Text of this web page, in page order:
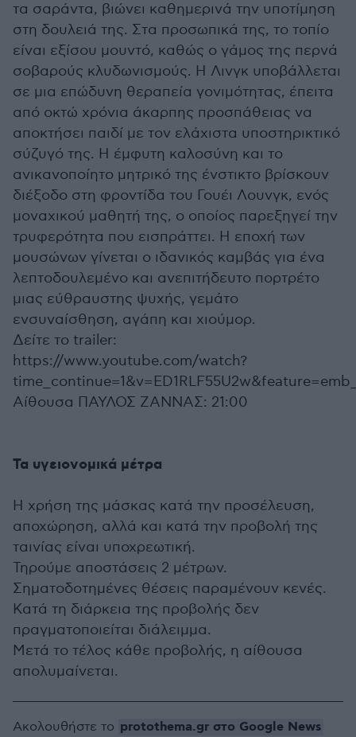
τα σαράντα, βιώνει καθημερινά την υποτίμηση
στη δουλειά της. Στα προσωπικά της, το τοπίο
είναι εξίσου μουντό, καθώς ο γάμος της περνά
σοβαρούς κλυδωνισμούς. Η Λινγκ υποβάλλεται
σε μια επώδυνη θεραπεία γονιμότητας, έπειτα
από οκτώ χρόνια άκαρπης προσπάθειας να
αποκτήσει παιδί με τον ελάχιστα υποστηρικτικό
σύζυγό της. Η έμφυτη καλοσύνη και το
ανικανοποίητο μητρικό της ένστικτο βρίσκουν
διέξοδο στη φροντίδα του Γουέι Λουνγκ, ενός
μοναχικού μαθητή της, ο οποίος παρεξηγεί την
τρυφερότητα που εισπράττει. Η εποχή των
μουσώνων γίνεται ο ιδανικός καμβάς για ένα
λεπτοδουλεμένο και ανεπιτήδευτο πορτρέτο
μιας εύθραυστης ψυχής, γεμάτο
ενσυναίσθηση, αγάπη και χιούμορ.
Δείτε το trailer:
https://www.youtube.com/watch?
Αίθουσα ΠΑΥΛΟΣ ΖΑΝΝΑΣ: 21:00
Τα υγειονομικά μέτρα
Η χρήση της μάσκας κατά την προσέλευση,
αποχώρηση, αλλά και κατά την προβολή της
ταινίας είναι υποχρεωτική.
Τηρούμε αποστάσεις 2 μέτρων.
Σηματοδοτημένες θέσεις παραμένουν κενές.
Κατά τη διάρκεια της προβολής δεν
πραγματοποιείται διάλειμμα.
Μετά το τέλος κάθε προβολής, η αίθουσα
απολυμαίνεται.
Ακολουθήστε το protothema.gr στο Google News